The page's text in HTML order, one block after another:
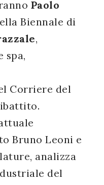
Paolo
Biennale di
,
spa,
Corriere del
Bruno Leoni e
analizza
del